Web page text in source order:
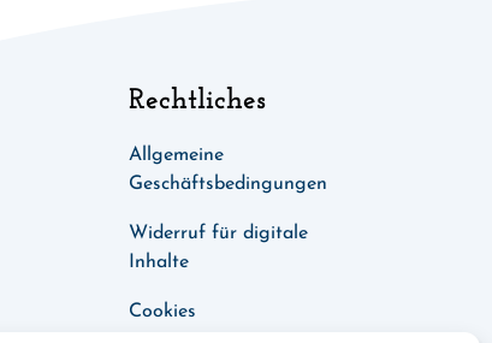
Rechtliches
Allgemeine
Geschäftsbedingungen
Widerruf für digitale
Inhalte
Cookies